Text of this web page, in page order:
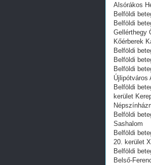
Alsórákos
Belföldi
Belföldi
Gellérthegy
Kőérberek
Belföldi
Belföldi
Belföldi
Újlipótváros
Belföldi
kerület
Belföldi
Sashalom
Belföldi
20. kerület
Belföldi
Belső-